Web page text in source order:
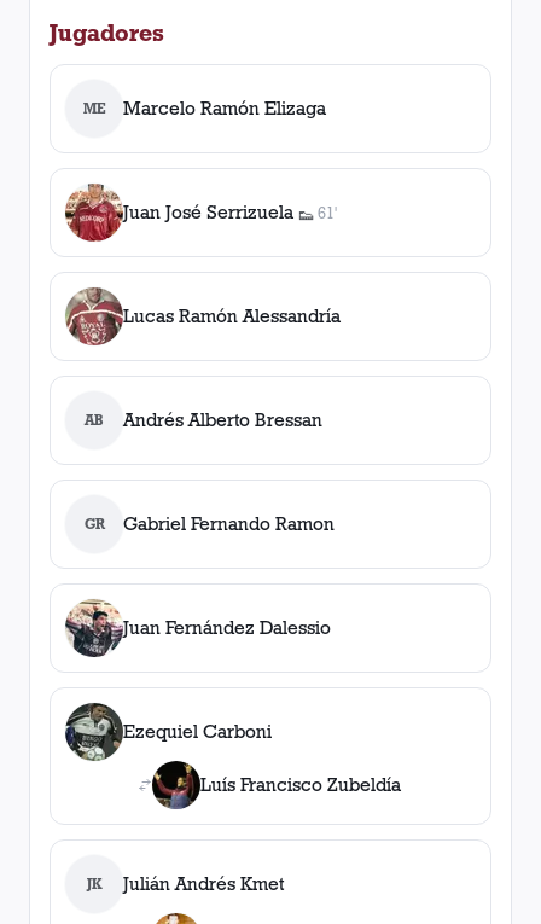
Jugadores
ME Marcelo Ramón Elizaga
Juan José Serrizuela 👟
1asistencia
61'
Lucas Ramón Alessandría
AB Andrés Alberto Bressan
GR Gabriel Fernando Ramon
Juan Fernández Dalessio
Ezequiel Carboni
Luís Francisco Zubeldía
JK Julián Andrés Kmet